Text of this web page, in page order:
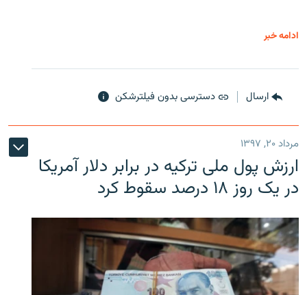
ادامه خبر
ارسال دسترسی بدون فیلترشکن
مرداد ۲۰, ۱۳۹۷
ارزش پول ملی ترکیه در برابر دلار آمریکا
در یک روز ۱۸ درصد سقوط کرد